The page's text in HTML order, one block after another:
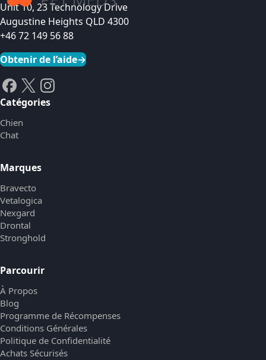
Unit 10, 23 Technology Drive
Augustine Heights QLD 4300
+46 72 149 56 88
Obtenir de l’aide→
Catégories
Chien
Chat
Marques
Bravecto
Vetalogica
Nexgard
Drontal
Stronghold
Parcourir
À Propos
Blog
Programme de Récompenses
Conditions Générales
Politique de Confidentialité
Achats Sécurisés